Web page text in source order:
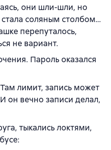
они шли-шли, но
соляным столбом…
перепуталось,
не вариант.
Пароль оказался
лимит, запись может
он вечно записи делал,
тыкались локтями,